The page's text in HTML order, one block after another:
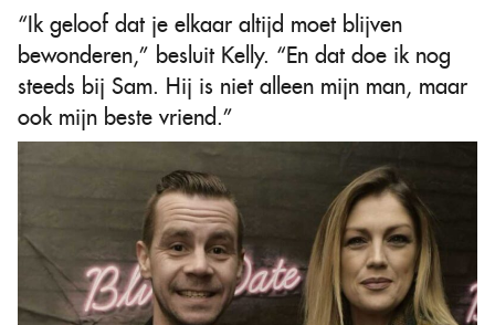
“Ik geloof dat je elkaar altijd moet blijven
bewonderen,” besluit Kelly. “En dat doe ik nog
steeds bij Sam. Hij is niet alleen mijn man, maar
ook mijn beste vriend.”